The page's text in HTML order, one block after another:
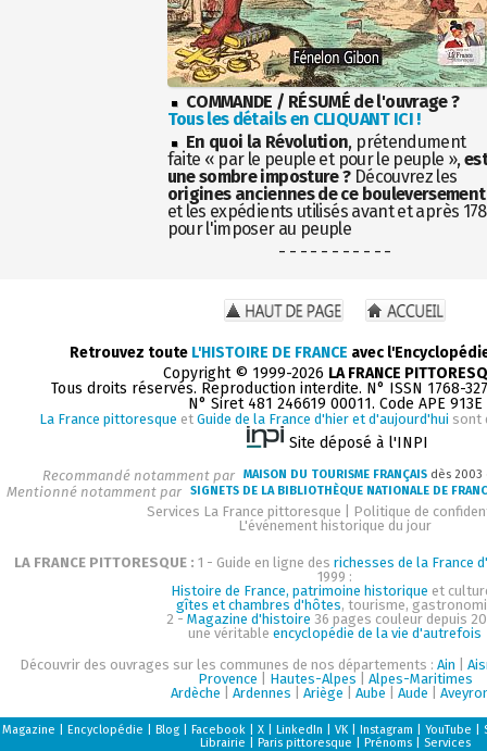
COMMANDE / RÉSUMÉ de l'ouvrage ?
Tous les détails en CLIQUANT ICI !
En quoi la Révolution, prétendument
faite « par le peuple et pour le peuple »,
une sombre imposture ?Découvrez les
origines anciennes de ce bouleversement
et les expédients utilisés avant et après
pour l'imposer au peuple
- - - - - - - - - - -
Retrouvez toute L'HISTOIRE DE FRANCE avec
Copyright © 1999-2026 LA FRANCE
Tous droits réservés. Reproduction interdite. N° ISSN 1768-
N° Siret 481 246619 00011. Code APE 913E
La France pittoresque et Guide de la France d'hier et d'aujourd'hui sont
Site déposé à l'INPI
Recommandé notamment par MAISON DU TOURISME FRANÇAIS dès
Mentionné notamment par SIGNETS DE LA BIBLIOTHÈQUE NATIONALE DE
Services La France pittoresque
Politique de
L'événement historique du jour
LA FRANCE PITTORESQUE : 1 - Guide en ligne des richesses de la France
1999 :
Histoire de France, patrimoine historique et
gîtes et chambres d'hôtes, tourisme,
2 - Magazine d'histoire 36 pages couleur depuis
une véritable encyclopédie de la vie d'autrefois
Découvrir des ouvrages sur les communes de nos départements : Ain
Provence
Hautes-Alpes
Alpes-Maritimes
Ardèche
Ardennes Ariège Aube Aude
Magazine Encyclopédie Blog| Facebook| X| LinkedIn VK| Instagram YouTube
Librairie
Paris pittoresque Prénoms| Services